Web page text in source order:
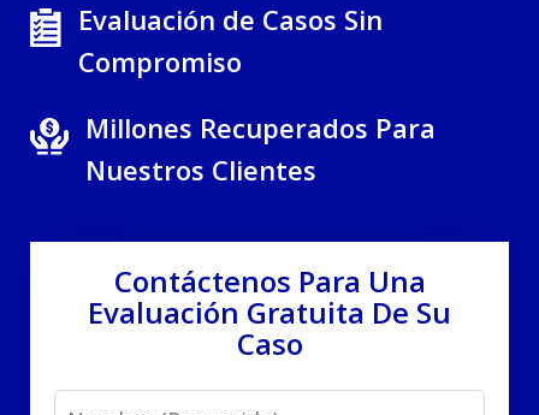
Evaluación de Casos Sin
Compromiso
Millones Recuperados Para
Nuestros Clientes
Contáctenos Para Una
Evaluación Gratuita De Su
Caso
Name